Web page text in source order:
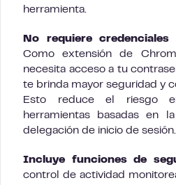
herramienta.
No requiere
Como extensión de
necesita acceso a tu
te brinda mayor seguridad y
Esto reduce el riesgo
herramientas basadas en
delegación de inicio de sesión.
Incluye funciones de
control de actividad